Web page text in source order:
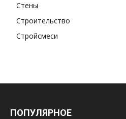
Стены
Строительство
Стройсмеси
ПОПУЛЯРНОЕ